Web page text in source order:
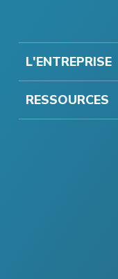
L'ENTREPRISE
RESSOURCES